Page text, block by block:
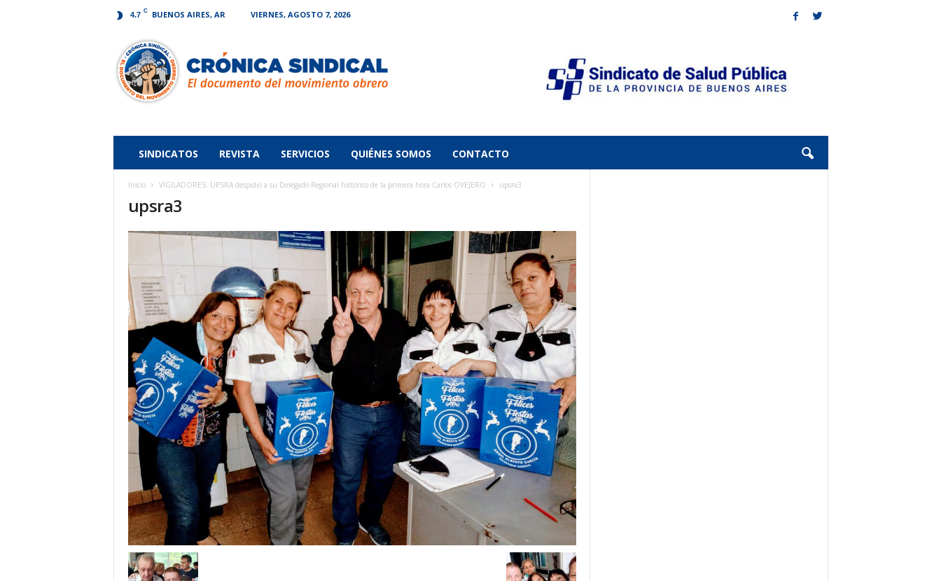
4.7 C BUENOS AIRES, AR VIERNES, AGOSTO 7, 2026
Sindical
SINDICATOS REVISTA SERVICIOS QUIÉNES SOMOS CONTACTO
Inicio VIGILADORES: UPSRA despidió a su Delegado Regional histórico de la primera hora Carlos OVEJERO upsra3
upsra3